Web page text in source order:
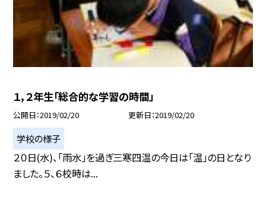
１，２年生「総合的な学習の時間」
公開日 2019/02/20 更新日 2019/02/20
学校の様子
２０日(水)、「雨水」を過ぎ三寒四温の今日は「温」の日となり
ました。５、６校時は...